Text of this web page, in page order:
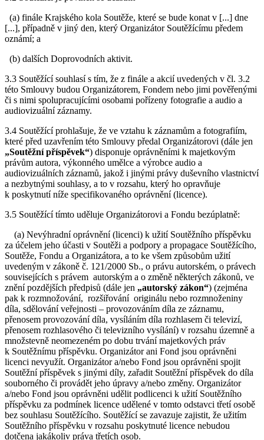
(a) finále Krajského kola Soutěže, které se bude konat v [...] dne
[...], případně v jiný den, který Organizátor Soutěžícímu předem
oznámí; a
(b) dalších Doprovodních aktivit.
3.3 Soutěžící souhlasí s tím, že z finále a akcií uvedených v čl. 3.2
této Smlouvy budou Organizátorem, Fondem nebo jimi pověřenými
či s nimi spolupracujícími osobami pořízeny fotografie a audio a
audiovizuální záznamy.
3.4 Soutěžící prohlašuje, že ve vztahu k záznamům a fotografiím,
které před uzavřením této Smlouvy předal Organizátorovi (dále jen
„Soutěžní příspěvek“) disponuje oprávněními k majetkovým
právům autora, výkonného umělce a výrobce audio a
audiovizuálních záznamů, jakož i jinými právy duševního vlastnictví
a nezbytnými souhlasy, a to v rozsahu, který ho opravňuje
k poskytnutí níže specifikovaného oprávnění (licence).
3.5 Soutěžící tímto uděluje Organizátorovi a Fondu bezúplatně:
(a) Nevýhradní oprávnění (licenci) k užití Soutěžního příspěvku
za účelem jeho účasti v Soutěži a podpory a propagace Soutěžícího,
Soutěže, Fondu a Organizátora, a to ke všem způsobům užití
uvedeným v zákoně č. 121/2000 Sb., o právu autorském, o právech
souvisejících s právem autorským a o změně některých zákonů, ve
znění pozdějších předpisů (dále jen „autorský zákon“) (zejména
pak k rozmnožování, rozšiřování originálu nebo rozmnoženiny
díla, sdělování veřejnosti – provozováním díla ze záznamu,
přenosem provozování díla, vysíláním díla rozhlasem či televizí,
přenosem rozhlasového či televizního vysílání) v rozsahu územně a
množstevně neomezeném po dobu trvání majetkových práv
k Soutěžnímu příspěvku. Organizátor ani Fond jsou oprávněni
licenci nevyužít. Organizátor a/nebo Fond jsou oprávněni spojit
Soutěžní příspěvek s jinými díly, zařadit Soutěžní příspěvek do díla
souborného či provádět jeho úpravy a/nebo změny. Organizátor
a/nebo Fond jsou oprávněni udělit podlicenci k užití Soutěžního
příspěvku za podmínek licence udělené v tomto odstavci třetí osobě
bez souhlasu Soutěžícího. Soutěžící se zavazuje zajistit, že užitím
Soutěžního příspěvku v rozsahu poskytnuté licence nebudou
dotčena jakákoliv práva třetích osob.